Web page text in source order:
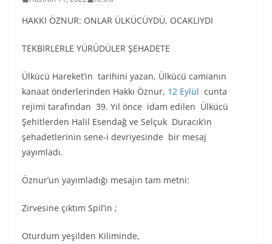
HAKKI ÖZNUR: ONLAR ÜLKÜCÜYDÜ, OCAKLIYDI
TEKBİRLERLE YÜRÜDÜLER ŞEHADETE
Ülkücü Hareket’in tarihini yazan, Ülkücü camianın
kanaat önderlerinden Hakkı Öznur, 12 Eylül cunta
rejimi tarafından 39. Yıl önce idam edilen Ülkücü
Şehitlerden Halil Esendağ ve Selçuk Duracık’ın
şehadetlerinin sene-i devriyesinde bir mesaj
yayımladı.
Öznur’un yayımladığı mesajın tam metni:
Zirvesine çıktım Spil’in ;
Oturdum yeşilden Kiliminde,